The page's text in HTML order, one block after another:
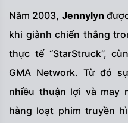
Năm 2003, Jennylyn
khi giành chiến thắng
thực tế “StarStruck”,
GMA Network. Từ đó
nhiều thuận lợi và may
hàng loạt phim truyền